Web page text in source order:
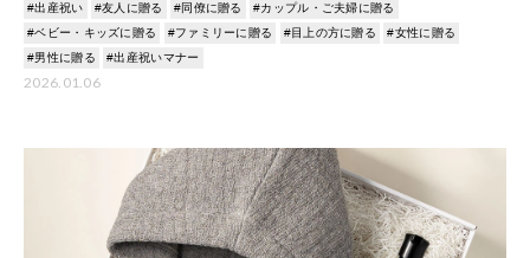
#出産祝い #友人に贈る #同僚に贈る
#カップル・ご夫婦に贈る
#ベビー・キッズに贈る
#ファミリーに贈る #目上の方に贈る
#女性に贈る
#男性に贈る
#出産祝いマナー
2026.01.06